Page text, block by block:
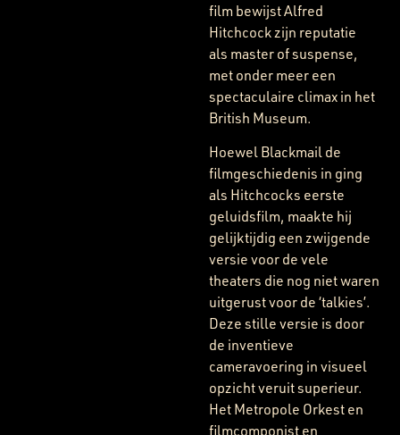
film bewijst Alfred
Hitchcock zijn reputatie
als master of suspense,
met onder meer een
spectaculaire climax in het
British Museum.
Hoewel Blackmail de
filmgeschiedenis in ging
als Hitchcocks eerste
geluidsfilm, maakte hij
gelijktijdig een zwijgende
versie voor de vele
theaters die nog niet waren
uitgerust voor de ‘talkies’.
Deze stille versie is door
de inventieve
cameravoering in visueel
opzicht veruit superieur.
Het Metropole Orkest en
filmcomponist en